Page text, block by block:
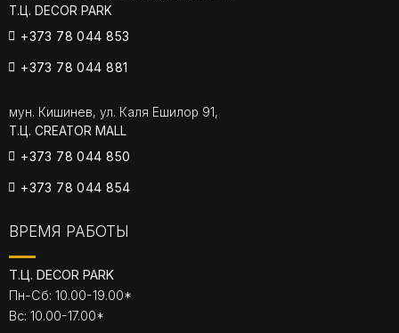
Т.Ц. DECOR PARK
+373 78 044 853
+373 78 044 881
мун. Кишинев, ул. Каля Ешилор 91,
Т.Ц. CREATOR MALL
+373 78 044 850
+373 78 044 854
ВРЕМЯ РАБОТЫ
Т.Ц. DECOR PARK
Пн-Сб: 10.00-19.00*
Вс: 10.00-17.00*